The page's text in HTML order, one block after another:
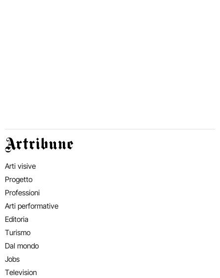
Artribune
Arti visive
Progetto
Professioni
Arti performative
Editoria
Turismo
Dal mondo
Jobs
Television